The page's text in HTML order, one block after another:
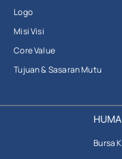
Logo
Misi Visi
Core Value
Tujuan & Sasaran Mutu
Bursa